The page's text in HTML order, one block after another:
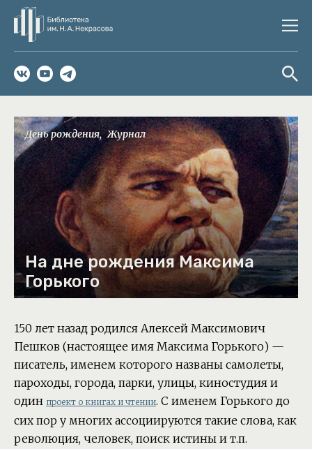
День рождения Журнал
На дне рождения Максима
Горького
150 лет назад родился Алексей Максимович
Пешков (настоящее имя Максима Горького) —
писатель, именем которого названы самолеты,
пароходы, города, парки, улицы, киностудия и
один проект о книгах и чтении. С именем Горького до
сих пор у многих ассоциируются такие слова, как
революция, человек, поиск истины и т.п.